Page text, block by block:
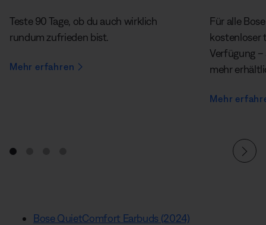
Teste 90 Tage, ob du auch wirklich
rundum zufrieden bist.
Mehr erfahren
Für alle
kostenloser
Verfügung
mehr
Mehr
Bose QuietComfort Earbuds (2024)